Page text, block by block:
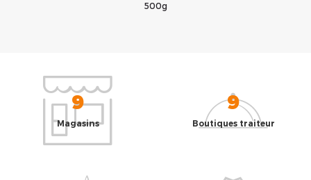
500g
9
Magasins
9
Boutiques traiteur